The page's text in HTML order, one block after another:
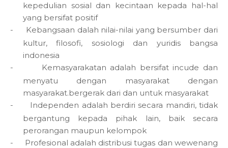
kepedulian sosial dan kecintaan kepada hal-hal
yang bersifat positif
-
Kebangsaan dalah nilai-nilai yang bersumber dari
kultur, filosofi, sosiologi dan yuridis bangsa
indonesia
-
Kemasyarakatan adalah bersifat incude dan
menyatu dengan masyarakat dengan
masyarakat.bergerak dari dan untuk masyarakat
-
Independen adalah berdiri secara mandiri, tidak
bergantung kepada pihak lain, baik secara
perorangan maupun kelompok
-
Profesional adalah distribusi tugas dan wewenang